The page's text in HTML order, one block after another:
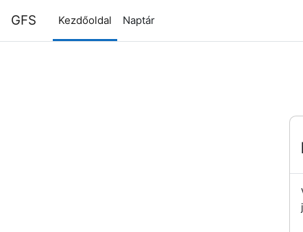
GFS Kezdőoldal Naptár